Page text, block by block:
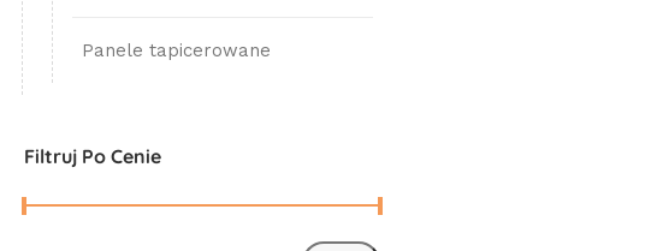
Panele tapicerowane
Filtruj Po Cenie